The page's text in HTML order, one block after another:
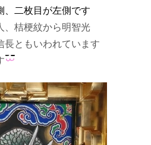
、二枚目が左側です
、桔梗紋から明智光
長ともいわれています